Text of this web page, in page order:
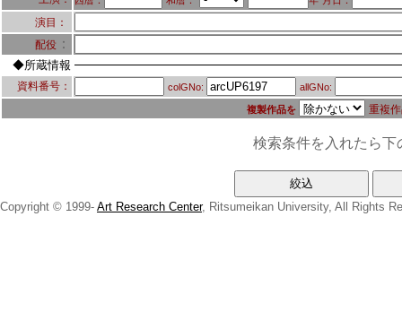
演目：
配役 ：
◆所蔵情報
資料番号： colGNo: allGNo:
複製作品を 重複
検索条件を入れたら
Copyright © 1999- Art Research Center, Ritsumeikan University, All Rights